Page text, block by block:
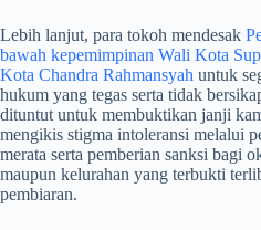
​Lebih lanjut, para tokoh mendesak
bawah kepemimpinan Wali Kota
Kota Chandra Rahmansyah untuk
hukum yang tegas serta tidak
dituntut untuk membuktikan janji
mengikis stigma intoleransi melalui
merata serta pemberian sanksi bagi
maupun kelurahan yang terbukti
pembiaran.